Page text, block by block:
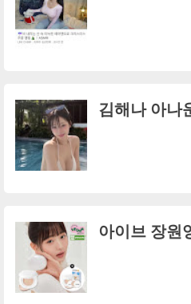
김해나 아나
아이브 장원